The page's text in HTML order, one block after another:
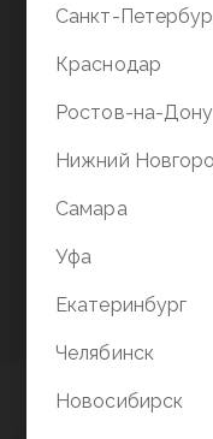
в
Политика
Санкт-
Краснодар
Ростов-на-Дону
Нижний
Самара
Уфа
Екатеринбург
Челябинск
Новосибирск